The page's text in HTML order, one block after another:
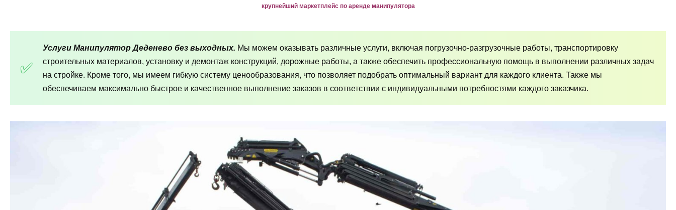
крупнейший маркетплейс по аренде манипулятора
Услуги Манипулятор Деденево без выходных. Мы можем оказывать различные услуги, включая погрузочно-разгрузочные работы, транспортировку
строительных материалов, установку и демонтаж конструкций, дорожные работы, а также обеспечить профессиональную помощь в выполнении различных задач
на стройке. Кроме того, мы имеем гибкую систему ценообразования, что позволяет подобрать оптимальный вариант для каждого клиента. Также мы
обеспечиваем максимально быстрое и качественное выполнение заказов в соответствии с индивидуальными потребностями каждого заказчика.